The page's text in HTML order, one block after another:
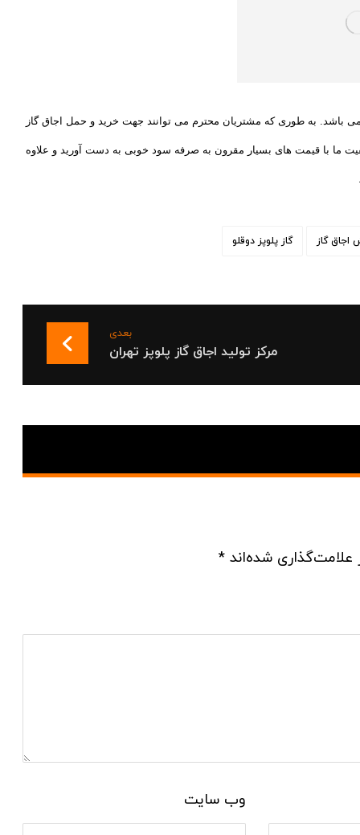
باشد. به طوری که مشتریان محترم می توانند جهت خرید و حمل اجاق گاز
ما با قیمت های بسیار مقرون به صرفه سود خوبی به دست آورید و علاوه
گاز گاز پلوپز دوقلو
بعدی
مرکز تولید اجاق گاز پلوپز تهران
شده‌اند *
وب‌ سایت